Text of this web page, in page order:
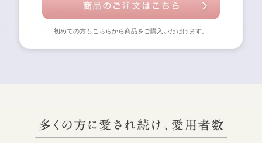
初めての方もこちらから商品をご購入いただけます。